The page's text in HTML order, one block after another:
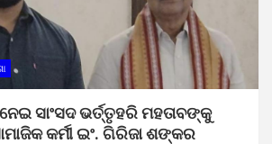
ସାଂସଦ ଭର୍ତ୍ତୃହରି ମହତାବଙ୍କୁ
କର୍ମୀ ଇଂ. ଗିରିଜା ଶଙ୍କର